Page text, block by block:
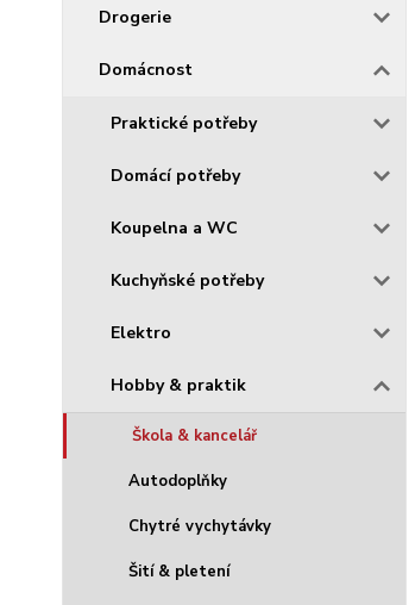
Drogerie
Domácnost
Praktické potřeby
Domácí potřeby
Koupelna a WC
Kuchyňské potřeby
Elektro
Hobby & praktik
Škola & kancelář
Autodoplňky
Chytré vychytávky
Šití & pletení